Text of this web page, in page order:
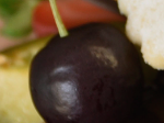
Home /